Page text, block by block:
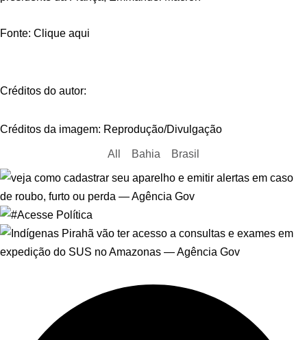
Fonte: Clique aqui
Créditos do autor:
Créditos da imagem: Reprodução/Divulgação
All Bahia Brasil